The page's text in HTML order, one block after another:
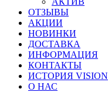
ОТЗЫВЫ
АКЦИИ
НОВИНКИ
ДОСТАВКА
ИНФОРМАЦИЯ
КОНТАКТЫ
ИСТОРИЯ VISION
О НАС